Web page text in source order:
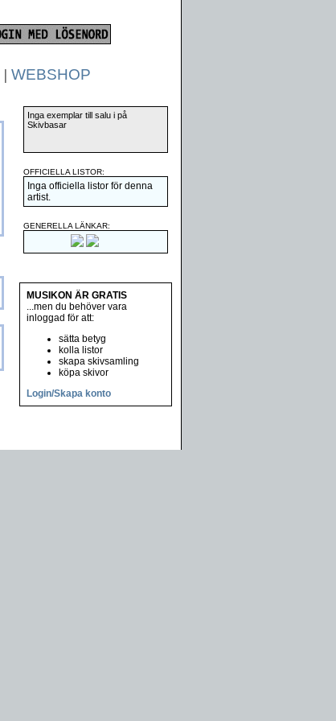
| WEBSHOP
Inga exemplar till salu i på
Skivbasar
OFFICIELLA LISTOR:
Inga officiella listor för denna
artist.
GENERELLA LÄNKAR:
MUSIKON ÄR GRATIS
...men du behöver vara
inloggad för att:
sätta betyg
kolla listor
skapa skivsamling
köpa skivor
Login/Skapa konto